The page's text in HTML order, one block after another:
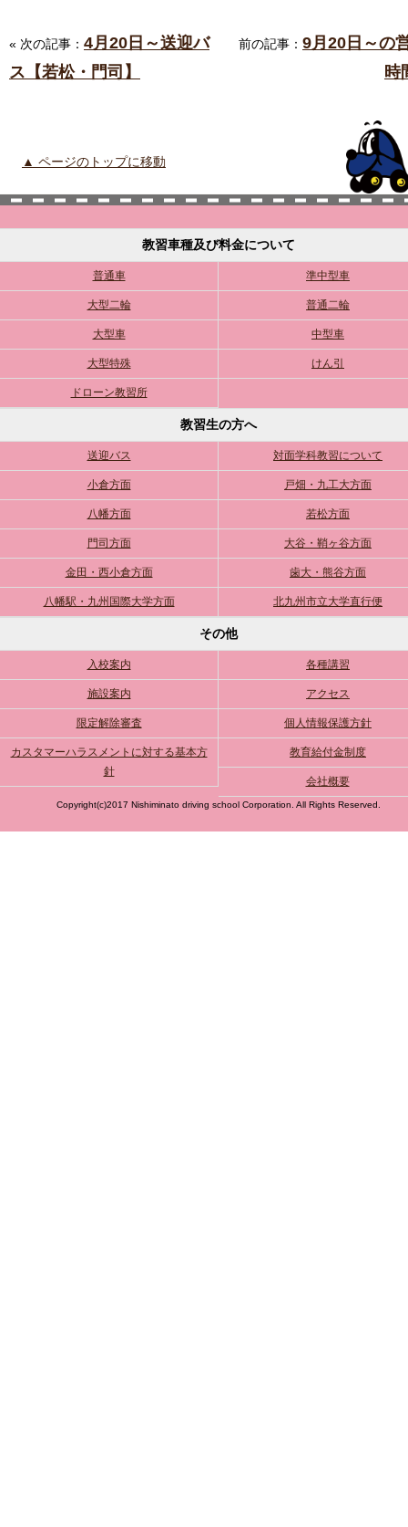
« 次の記事： 4月20日～送迎バ
ス【若松・門司】
前の記事： 9月20日～の
時
▲ ページのトップに移動
教習車種及び料金について
普通車 準中型車
大型二輪 普通二輪
大型車 中型車
大型特殊 けん引
ドローン教習所
教習生の方へ
送迎バス 対面学科教習について
小倉方面 戸畑・九工大方面
八幡方面 若松方面
門司方面 大谷・鞘ヶ谷方面
金田・西小倉方面 歯大・熊谷方面
八幡駅・九州国際大学方面 北九州市立大学直行便
その他
入校案内 各種講習
施設案内 アクセス
限定解除審査 個人情報保護方針
カスタマーハラスメントに対する基本方
針
教育給付金制度
会社概要
Copyright(c)2017 Nishiminato driving school Corporation. All Rights Reserved.